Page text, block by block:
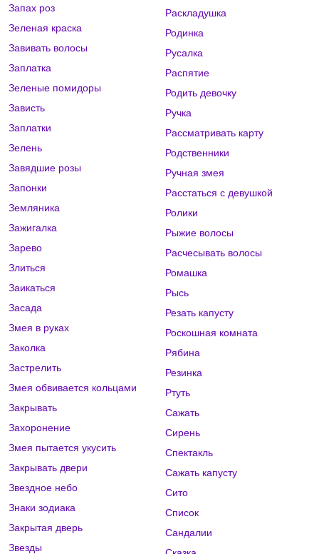
Запах роз
Зеленая краска
Завивать волосы
Заплатка
Зеленые помидоры
Зависть
Заплатки
Зелень
Завядшие розы
Запонки
Земляника
Зажигалка
Зарево
Злиться
Заикаться
Засада
Змея в руках
Заколка
Застрелить
Змея обвивается кольцами
Закрывать
Захоронение
Змея пытается укусить
Закрывать двери
Звездное небо
Знаки зодиака
Закрытая дверь
Звезды
Раскладушка
Родинка
Русалка
Распятие
Родить девочку
Ручка
Рассматривать карту
Родственники
Ручная змея
Расстаться с девушкой
Ролики
Рыжие волосы
Расчесывать волосы
Ромашка
Рысь
Резать капусту
Роскошная комната
Рябина
Резинка
Ртуть
Сажать
Сирень
Спектакль
Сажать капусту
Сито
Список
Сандалии